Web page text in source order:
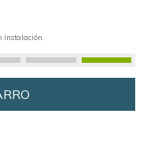
instalación.